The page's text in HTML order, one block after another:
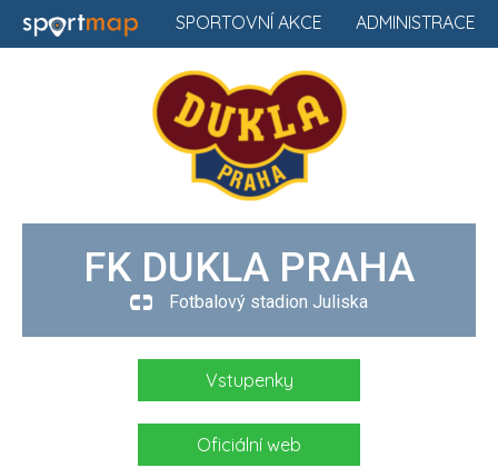
ADMINISTRACE
SPORTOVNÍ AKCE
FK DUKLA PRAHA
Fotbalový stadion Juliska
Vstupenky
Oficiální web